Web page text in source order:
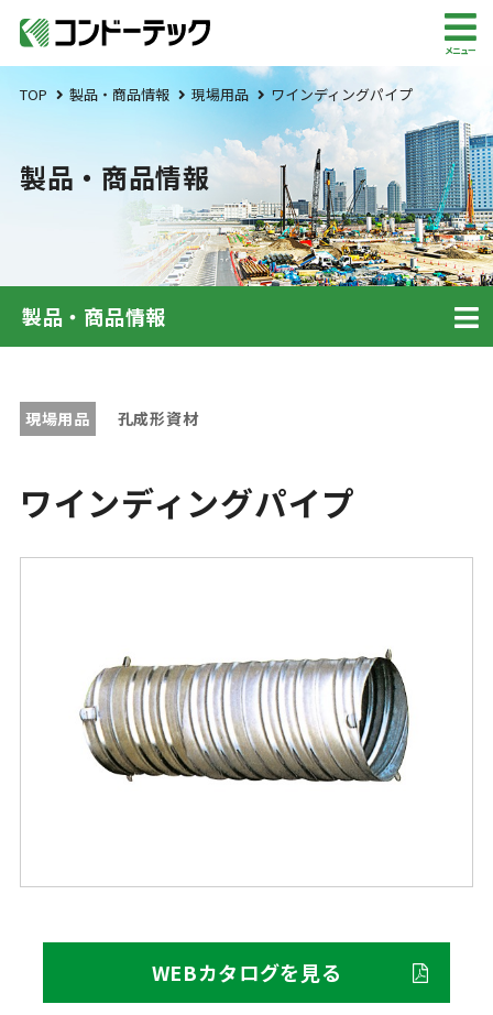
メニュー
TOP 製品・商品情報 現場用品 ワインディングパイプ
製品・商品情報
製品・商品情報
現場用品 孔成形資材
ワインディングパイプ
WEBカタログを見る